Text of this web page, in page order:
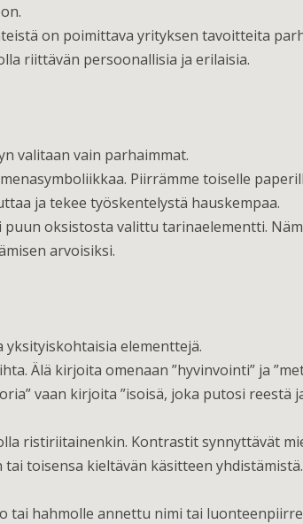
on poimittava yrityksen tavoitteita
riittävän persoonallisia ja erilaisia.
valitaan vain parhaimmat.
Piirrämme toiselle
ja tekee työskentelystä hauskempaa.
puun oksistosta valittu tarinaelementti.
arvoisiksi.
elementtejä.
Älä kirjoita omenaan ”hyvinvointi” ja
vaan kirjoita ”isoisä, joka putosi
ristiriitainenkin. Kontrastit synnyttävät
toisensa kieltävän käsitteen
tai hahmolle annettu nimi tai